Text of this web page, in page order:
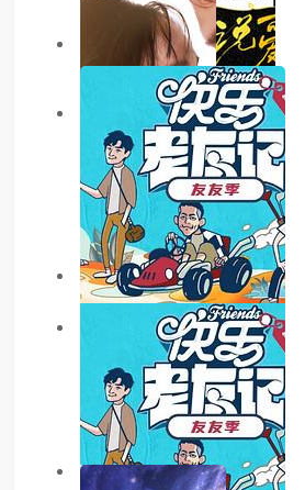
主演：陈张太康,李敏
更新至20260115期
日落时分说爱你
主演：.
主演：李诗雅,李一花
更新至35集
神在囧途
主演：内详
5.0分 更新至18集